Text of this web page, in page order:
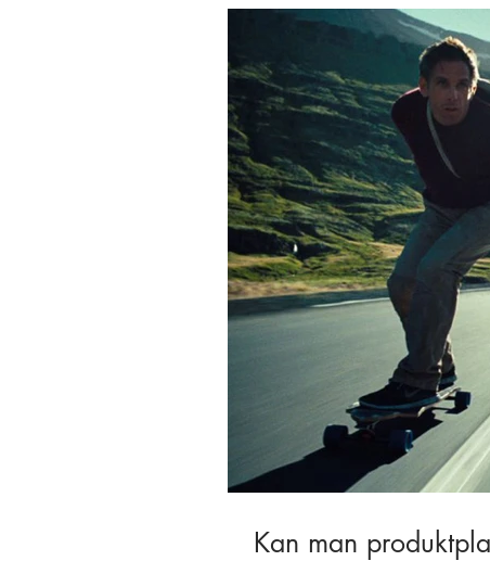
Kan man